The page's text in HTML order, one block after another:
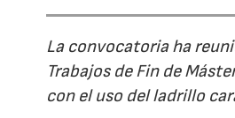
La convocatoria ha
Trabajos de Fin de
con el uso del ladrillo